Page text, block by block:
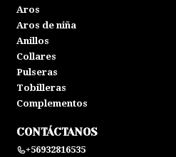
Aros
Aros de niña
Anillos
Collares
Pulseras
Tobilleras
Complementos
CONTÁCTANOS
+56932816535